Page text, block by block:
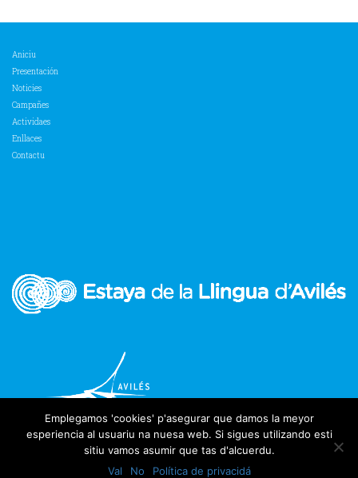
Aniciu
Presentación
Noticies
Campañes
Actividaes
Enllaces
Contactu
Emplegamos 'cookies' p'asegurar que damos la meyor
esperiencia al usuariu na nuesa web. Si sigues utilizando esti
sitiu vamos asumir que tas d'alcuerdu.
Val
No Política de privacidá